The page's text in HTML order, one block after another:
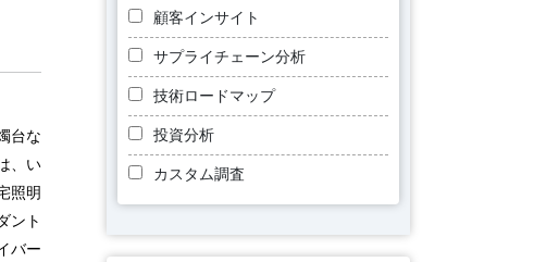
台な
、い
照明
ント
バー
顧客インサイト
サプライチェーン分析
技術ロードマップ
投資分析
カスタム調査